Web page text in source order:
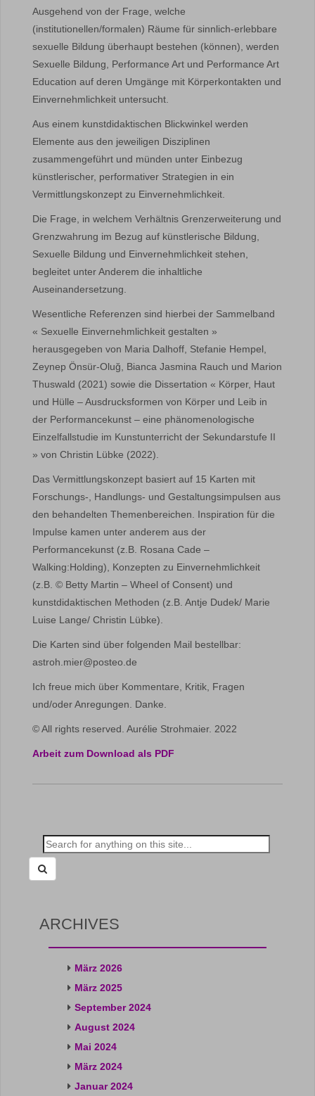
Ausgehend von der Frage, welche
(institutionellen/formalen) Räume für sinnlich-erlebbare
sexuelle Bildung überhaupt bestehen (können), werden
Sexuelle Bildung, Performance Art und Performance Art
Education auf deren Umgänge mit Körperkontakten und
Einvernehmlichkeit untersucht.
Aus einem kunstdidaktischen Blickwinkel werden
Elemente aus den jeweiligen Disziplinen
zusammengeführt und münden unter Einbezug
künstlerischer, performativer Strategien in ein
Vermittlungskonzept zu Einvernehmlichkeit.
Die Frage, in welchem Verhältnis Grenzerweiterung und
Grenzwahrung im Bezug auf künstlerische Bildung,
Sexuelle Bildung und Einvernehmlichkeit stehen,
begleitet unter Anderem die inhaltliche
Auseinandersetzung.
Wesentliche Referenzen sind hierbei der Sammelband
« Sexuelle Einvernehmlichkeit gestalten »
herausgegeben von Maria Dalhoff, Stefanie Hempel,
Zeynep Önsür-Oluğ, Bianca Jasmina Rauch und Marion
Thuswald (2021) sowie die Dissertation « Körper, Haut
und Hülle – Ausdrucksformen von Körper und Leib in
der Performancekunst – eine phänomenologische
Einzelfallstudie im Kunstunterricht der Sekundarstufe II
» von Christin Lübke (2022).
Das Vermittlungskonzept basiert auf 15 Karten mit
Forschungs-, Handlungs- und Gestaltungsimpulsen aus
den behandelten Themenbereichen. Inspiration für die
Impulse kamen unter anderem aus der
Performancekunst (z.B. Rosana Cade –
Walking:Holding), Konzepten zu Einvernehmlichkeit
(z.B. © Betty Martin – Wheel of Consent) und
kunstdidaktischen Methoden (z.B. Antje Dudek/ Marie
Luise Lange/ Christin Lübke).
Die Karten sind über folgenden Mail bestellbar:
astroh.mier@posteo.de
Ich freue mich über Kommentare, Kritik, Fragen
und/oder Anregungen. Danke.
© All rights reserved. Aurélie Strohmaier. 2022
Arbeit zum Download als PDF
Search
for:
ARCHIVES
März 2026
März 2025
September 2024
August 2024
Mai 2024
März 2024
Januar 2024